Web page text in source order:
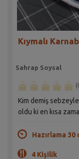
Kıymalı
Sahrap Soysal
Kim demiş
oldu ki en kısa
Hazırlama 30
4 Kişilik